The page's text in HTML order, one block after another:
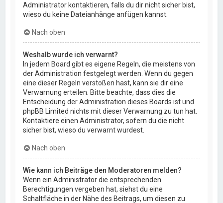
Administrator kontaktieren, falls du dir nicht sicher bist,
wieso du keine Dateianhänge anfügen kannst.
Nach oben
Weshalb wurde ich verwarnt?
In jedem Board gibt es eigene Regeln, die meistens von
der Administration festgelegt werden. Wenn du gegen
eine dieser Regeln verstoßen hast, kann sie dir eine
Verwarnung erteilen. Bitte beachte, dass dies die
Entscheidung der Administration dieses Boards ist und
phpBB Limited nichts mit dieser Verwarnung zu tun hat.
Kontaktiere einen Administrator, sofern du die nicht
sicher bist, wieso du verwarnt wurdest.
Nach oben
Wie kann ich Beiträge den Moderatoren melden?
Wenn ein Administrator die entsprechenden
Berechtigungen vergeben hat, siehst du eine
Schaltfläche in der Nähe des Beitrags, um diesen zu